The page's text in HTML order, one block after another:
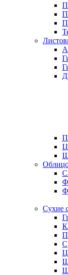
Сухие